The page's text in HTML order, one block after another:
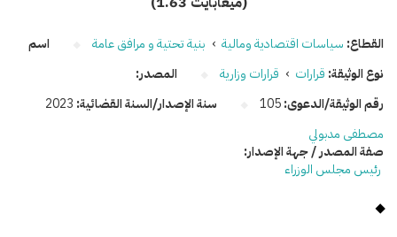
القطاع: سياسات اقتصادية ومالية › بنية تحتية و مرافق عامة
نوع الوثيقة: قرارات › قرارات وزارية
رقم الوثيقة/الدعوى:105 سنة الإصدار/السنة القضائية: 2023
اسم
المصدر:
مصطفى مدبولي
صفة المصدر / جهة الإصدار:
رئيس مجلس الوزراء